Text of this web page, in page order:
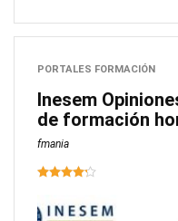
PORTALES FORMACIÓN
Inesem
de formación
fmania